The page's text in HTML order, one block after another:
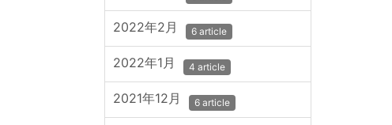
2022年2月 6 article
2022年1月 4 article
2021年12月 6 article